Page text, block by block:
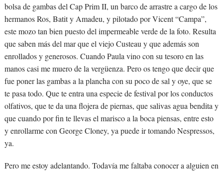
bolsa de gambas del Cap Prim II, un barco de arrastre a cargo de los
hermanos Ros, Batit y Amadeu, y pilotado por Vicent “Campa”,
este mozo tan bien puesto del impermeable verde de la foto. Resulta
que saben más del mar que el viejo Custeau y que además son
enrollados y generosos. Cuando Paula vino con su tesoro en las
manos casi me muero de la vergüenza. Pero os tengo que decir que
fue poner las gambas a la plancha con su poco de sal y oye, que se
te pasa todo. Que te entra una especie de festival por los conductos
olfativos, que te da una flojera de piernas, que salivas agua bendita y
que cuando por fin te llevas el marisco a la boca piensas, entre esto
y enrollarme con George Cloney, ya puede ir tomando Nespressos,
ya.
Pero me estoy adelantando. Todavía me faltaba conocer a alguien en